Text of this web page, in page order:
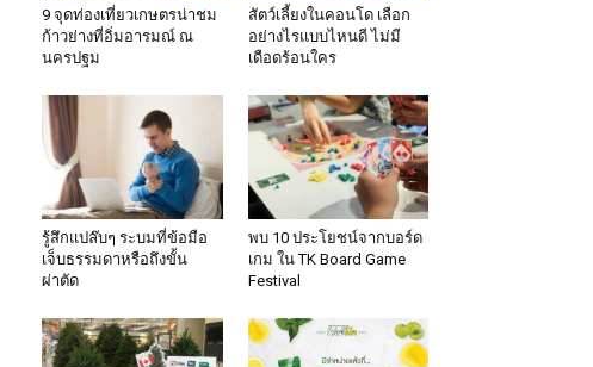
9 จุดท่องเที่ยวเกษตรน่าชม
ก้าวย่างที่อิ่มอารมณ์ ณ
นครปฐม
สัตว์เลี้ยงในคอนโด เลือก
อย่างไรแบบไหนดี ไม่มี
เดือดร้อนใคร
รู้สึกแปล๊บๆ ระบมที่ข้อมือ
เจ็บธรรมดาหรือถึงขั้น
ผ่าตัด
พบ 10 ประโยชน์จากบอร์ด
เกม ใน TK Board Game
Festival